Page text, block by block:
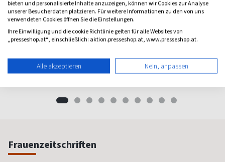
Welt der Wunder
Entdecken und Staunen
ab 6,10 €
Happinez
Mindstyle Magazin
Frauenzeitschriften
bieten und personalisierte Inhalte anzuzeigen, können wir Cookies zur Analyse
unserer Besucherdaten platzieren. Für weitere Informationen zu den von uns
verwendeten Cookies öffnen Sie die Einstellungen.
Ihre Einwilligung und die cookie Richtlinie gelten für alle Websites von
„presseshop.at“, einschließlich: aktion.presseshop.at, www.presseshop.at.
Alle akzeptieren Nein, anpassen